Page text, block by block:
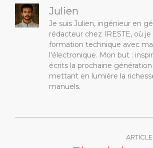
Julien
Je suis Julien, ingénieur en
rédacteur chez IRESTE, où
formation technique avec
l'électronique. Mon but :
écrits la prochaine
mettant en lumière la
manuels.